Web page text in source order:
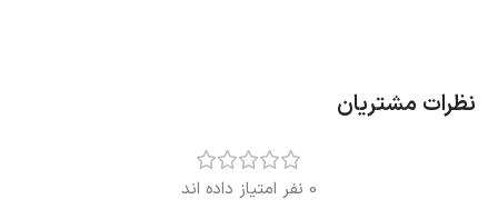
نظرات مشتریان
0 نفر امتیاز داده اند